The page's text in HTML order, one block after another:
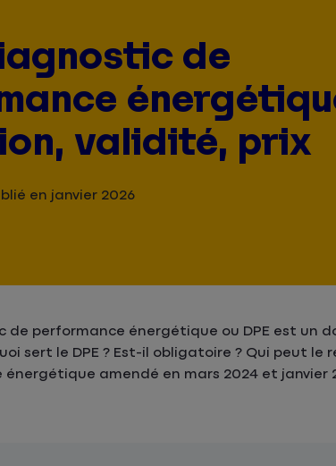
de
validité, prix
en janvier 2026
de performance énergétique ou DPE est un
sert le DPE ? Est-il obligatoire ? Qui peut
énergétique amendé en mars 2024 et janvier